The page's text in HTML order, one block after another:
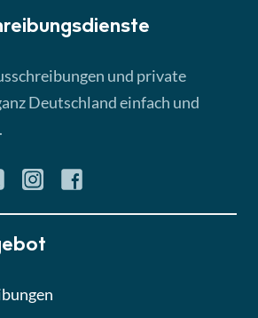
Lektion 3
► 4:31 Min
Quiz
im Vergabeverfahren
und private
Deutschland einfach und